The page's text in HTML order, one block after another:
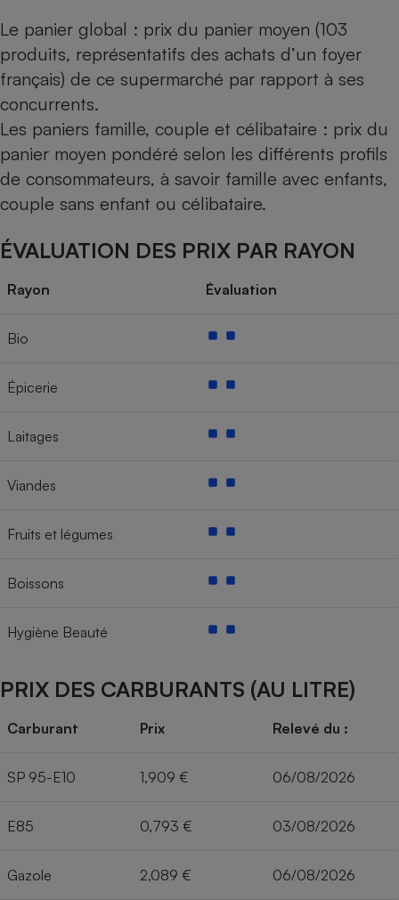
Le panier global : prix du panier moyen (103
produits, représentatifs des achats d’un foyer
français) de ce supermarché par rapport à ses
concurrents.
Les paniers famille, couple et célibataire : prix du
panier moyen pondéré selon les différents profils
de consommateurs, à savoir famille avec enfants,
couple sans enfant ou célibataire.
ÉVALUATION DES PRIX PAR RAYON
Rayon Évaluation
Bio
Épicerie
Laitages
Viandes
Fruits et légumes
Boissons
Hygiène Beauté
PRIX DES CARBURANTS (AU LITRE)
Carburant Prix Relevé du :
SP 95-E10 1,909 € 06/08/2026
E85 0,793 € 03/08/2026
Gazole 2,089 € 06/08/2026